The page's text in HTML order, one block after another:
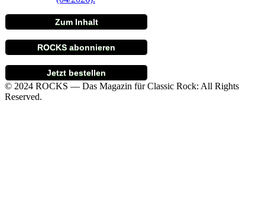
Zum Inhalt
ROCKS abonnieren
Jetzt bestellen
© 2024 ROCKS — Das Magazin für Classic Rock: All Rights
Reserved.